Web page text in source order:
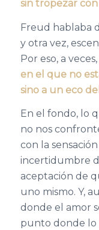
sin tropezar
Freud hablaba
y otra vez,
Por eso, a veces,
en el que no
sino a un eco
En el fondo, lo
no nos
con la
incertidumbre
aceptación de
uno mismo. Y,
donde el amor
punto donde lo